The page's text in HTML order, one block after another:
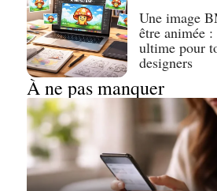
Une image
être animée
ultime pour
designers
À ne pas manquer